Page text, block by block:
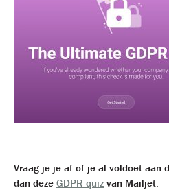
Vraag je je af of je al voldoet aan
dan deze GDPR quiz van Mailjet.